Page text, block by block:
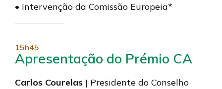
• Intervenção da Comissão Europeia*
15h45
Apresentação do Prémio CA
Carlos Courelas | Presidente do Conselho